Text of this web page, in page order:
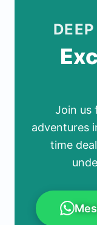
Join us
adventures
time